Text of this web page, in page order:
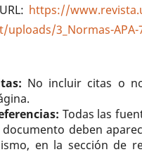
https://
uploads/3_Normas-APA-
No incluir citas o
Todas las
documento deben
en la sección de